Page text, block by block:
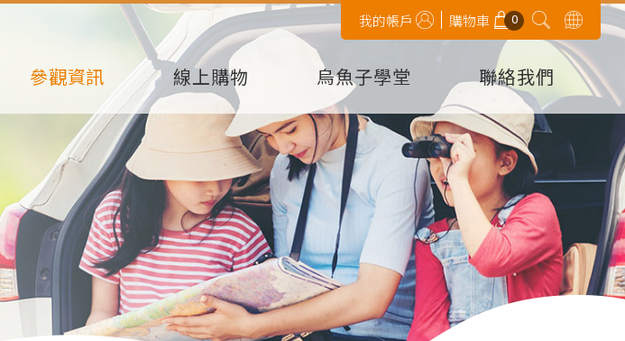
我的帳戶 購物車 0
參觀資訊 線上購物 烏魚子學堂 聯絡我們